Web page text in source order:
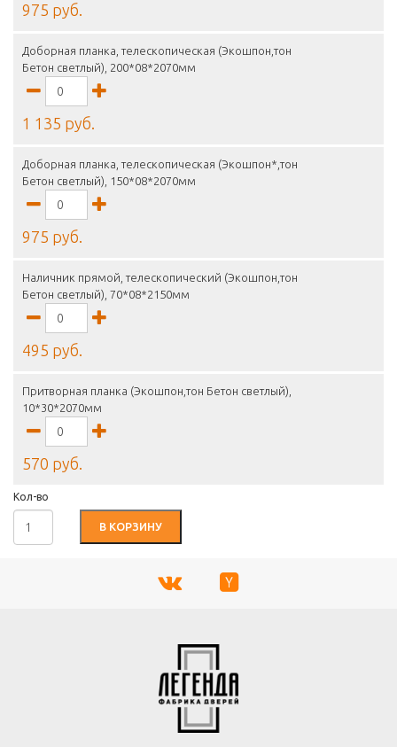
975 руб.
Доборная планка, телескопическая (Экошпон,тон
Бетон светлый), 200*08*2070мм
1 135 руб.
Доборная планка, телескопическая (Экошпон*,тон
Бетон светлый), 150*08*2070мм
975 руб.
Наличник прямой, телескопический (Экошпон,тон
Бетон светлый), 70*08*2150мм
495 руб.
Притворная планка (Экошпон,тон Бетон светлый),
10*30*2070мм
570 руб.
Кол-во
В КОРЗИНУ